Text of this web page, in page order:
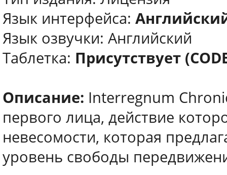
Язык интерфейса:
Язык озвучки: Английский
Таблетка: Присутствует
Описание: Interregnum
первого лица, действие
невесомости, которая
уровень свободы